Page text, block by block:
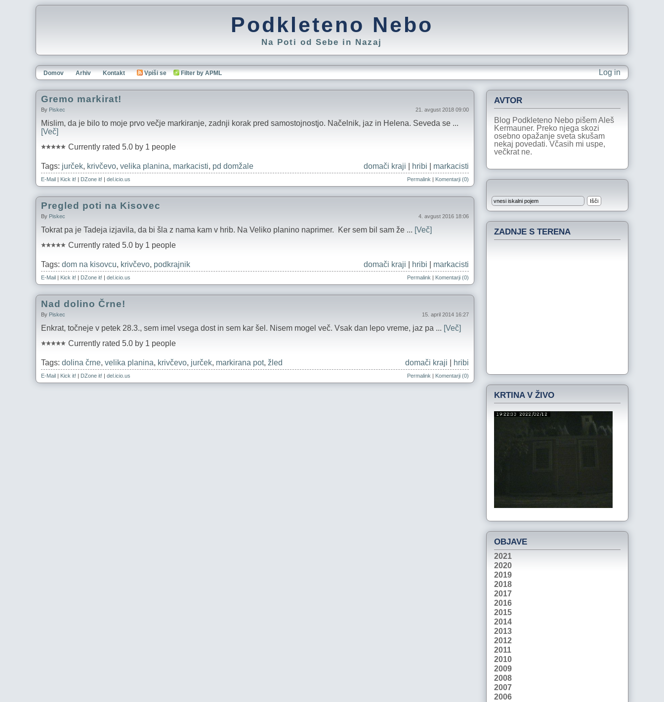
Podkleteno Nebo
Na Poti od Sebe in Nazaj
Log in
Domov Arhiv Kontakt Vpiši se Filter by APML
Gremo markirat!
By Piskec 21. avgust 2018 09:00
Mislim, da je bilo to moje prvo večje markiranje, zadnji korak pred samostojnostjo. Načelnik, jaz in Helena. Seveda se ...
[Več]
Currently rated 5.0 by 1 people
Tags: jurček, krivčevo, velika planina, markacisti, pd domžale domači kraji hribi markacisti
E-Mail | Kick it! | DZone it! | del.icio.us Permalink | Komentarji (0)
Pregled poti na Kisovec
By Piskec 4. avgust 2016 18:06
Tokrat pa je Tadeja izjavila, da bi šla z nama kam v hrib. Na Veliko planino naprimer. Ker sem bil sam že ... [Več]
Currently rated 5.0 by 1 people
Tags: dom na kisovcu, krivčevo, podkrajnik domači kraji hribi markacisti
E-Mail | Kick it! | DZone it! | del.icio.us Permalink | Komentarji (0)
Nad dolino Črne!
By Piskec 15. april 2014 16:27
Enkrat, točneje v petek 28.3., sem imel vsega dost in sem kar šel. Nisem mogel več. Vsak dan lepo vreme, jaz pa ... [Več]
Currently rated 5.0 by 1 people
Tags: dolina črne, velika planina, krivčevo, jurček, markirana pot, žled domači kraji hribi
E-Mail | Kick it! | DZone it! | del.icio.us Permalink | Komentarji (0)
AVTOR
Blog Podkleteno Nebo pišem Aleš
Kermauner. Preko njega skozi
osebno opažanje sveta skušam
nekaj povedati. Včasih mi uspe,
večkrat ne.
ZADNJE S TERENA
KRTINA V ŽIVO
OBJAVE
2021
2020
2019
2018
2017
2016
2015
2014
2013
2012
2011
2010
2009
2008
2007
2006